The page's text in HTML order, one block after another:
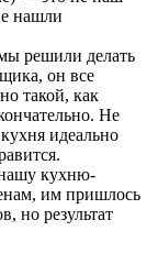
нашли
решили делать
он все
такой, как
Не
идеально
кухню-
им пришлось
но результат